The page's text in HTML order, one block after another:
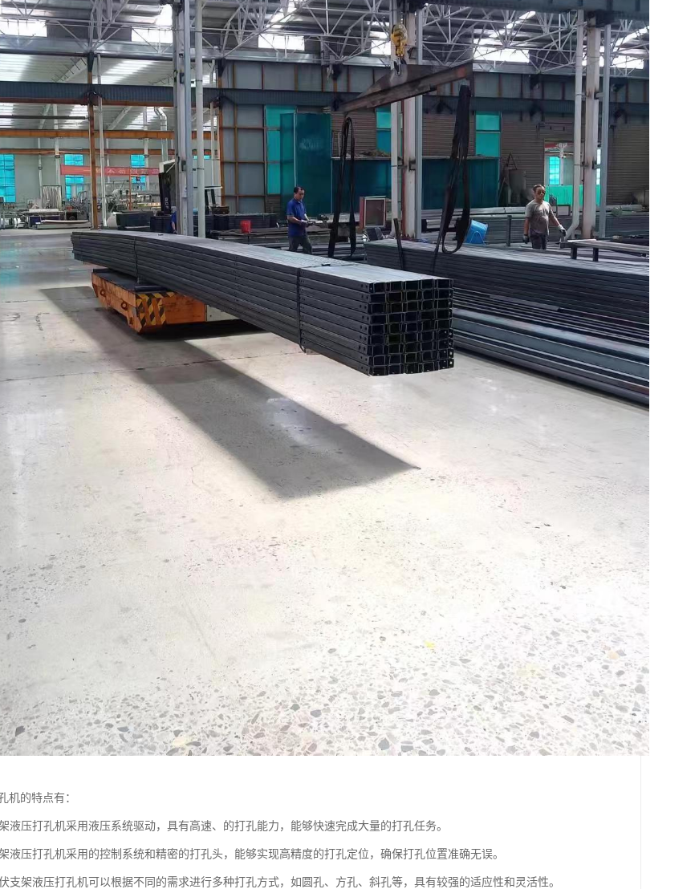
机的特点有：
液压打孔机采用液压系统驱动，具有高速、的打孔能力，能够快速完成大量的打孔任务。
液压打孔机采用的控制系统和精密的打孔头，能够实现高精度的打孔定位，确保打孔位置准确无误。
支架液压打孔机可以根据不同的需求进行多种打孔方式，如圆孔、方孔、斜孔等，具有较强的适应性和灵活性。